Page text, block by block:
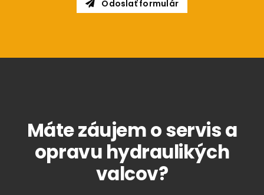
Odoslať formulár
Máte záujem o servis a
opravu hydraulikých
valcov?